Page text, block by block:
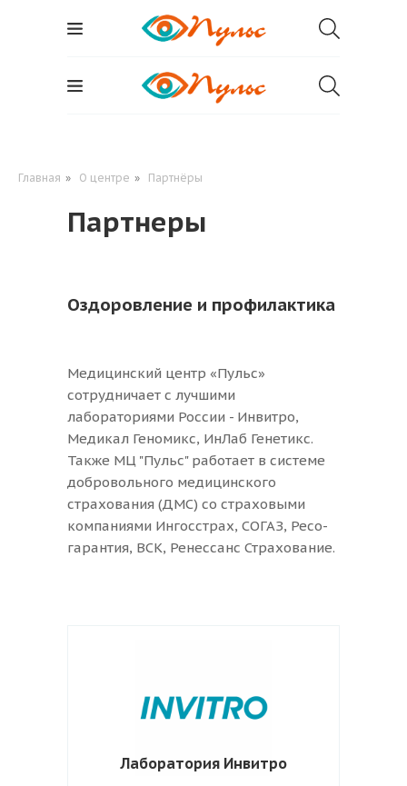
Главная » О центре » Партнёры
Партнеры
Оздоровление и профилактика
Медицинский центр «Пульс»
сотрудничает с лучшими
лабораториями России - Инвитро,
Медикал Геномикс, ИнЛаб Генетикс.
Также МЦ "Пульс" работает в системе
добровольного медицинского
страхования (ДМС) со страховыми
компаниями Ингосстрах, СОГАЗ, Ресо-
гарантия, ВСК, Ренессанс Страхование.
Лаборатория Инвитро